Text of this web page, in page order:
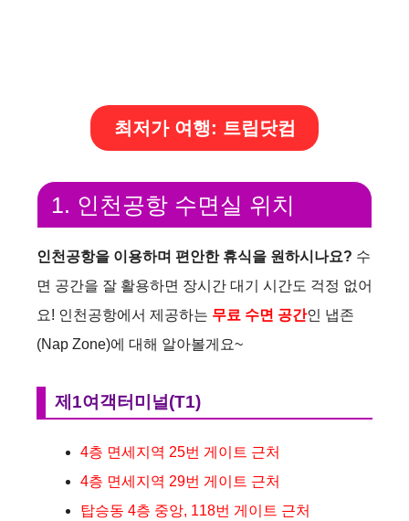
최저가 여행: 트립닷컴
1. 인천공항 수면실 위치
인천공항을 이용하며 편안한 휴식을 원하시나요? 수
면 공간을 잘 활용하면 장시간 대기 시간도 걱정 없어
요! 인천공항에서 제공하는 무료 수면 공간인 냅존
(Nap Zone)에 대해 알아볼게요~
제1여객터미널(T1)
4층 면세지역 25번 게이트 근처
4층 면세지역 29번 게이트 근처
탑승동 4층 중앙, 118번 게이트 근처